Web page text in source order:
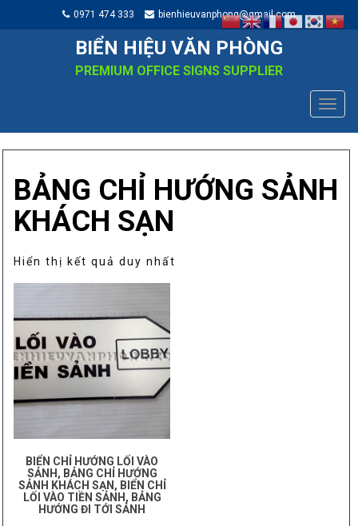
0971 474 333 bienhieuvanphong@gmail.com
BIỂN HIỆU VĂN PHÒNG
PREMIUM OFFICE SIGNS SUPPLIER
BẢNG CHỈ HƯỚNG SẢNH
KHÁCH SẠN
Hiển thị kết quả duy nhất
BIỂN CHỈ HƯỚNG LỐI VÀO
SẢNH, BẢNG CHỈ HƯỚNG
SẢNH KHÁCH SẠN, BIỂN CHỈ
LỐI VÀO TIỀN SẢNH, BẢNG
HƯỚNG ĐI TỚI SẢNH